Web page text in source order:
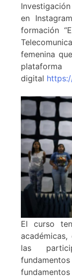
en
formación
femenina
plataforma
digital
El curso
las